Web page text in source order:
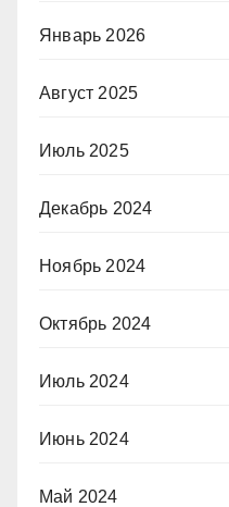
Январь 2026
Август 2025
Июль 2025
Декабрь 2024
Ноябрь 2024
Октябрь 2024
Июль 2024
Июнь 2024
Май 2024